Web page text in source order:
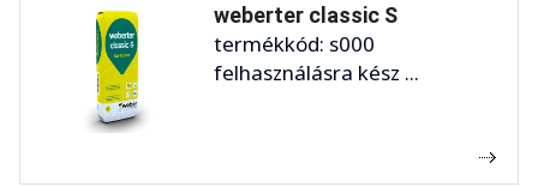
weberter classic S
termékkód: s000
felhasználásra kész ...